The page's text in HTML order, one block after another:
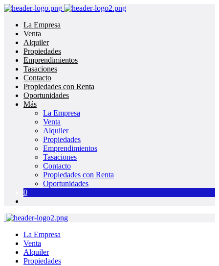
La Empresa
Venta
Alquiler
Propiedades
Emprendimientos
Tasaciones
Contacto
Propiedades con Renta
Oportunidades
Más
La Empresa
Venta
Alquiler
Propiedades
Emprendimientos
Tasaciones
Contacto
Propiedades con Renta
Oportunidades
0
La Empresa
Venta
Alquiler
Propiedades